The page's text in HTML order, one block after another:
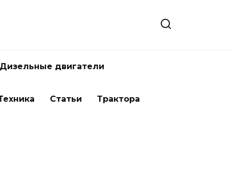
Дизельные двигатели
Статьи Трактора